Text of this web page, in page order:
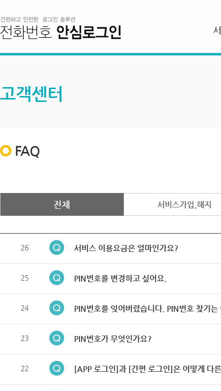
고객센터
FAQ
전체 서비스가입,해지
26 서비스 이용요금은 얼마인가요?
25 PIN번호를 변경하고 싶어요.
24 PIN번호를 잊어버렸습니다. PIN번호 찾기는
23 PIN번호가 무엇인가요?
22 [APP 로그인]과 [간편 로그인]은 어떻게 다